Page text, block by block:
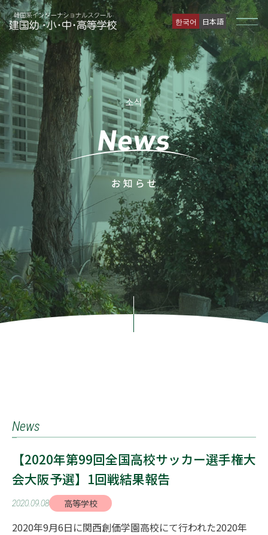
한국어 日本語
News
【2020年第99回全国高校サッカー選手権大
会大阪予選】1回戦結果報告
2020.09.08 高等学校
2020年9月6日に関西創価学園高校にて行われた2020年